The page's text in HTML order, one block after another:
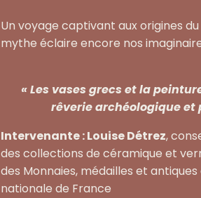
Un voyage captivant aux origines
mythe éclaire encore nos
« Les vases grecs et la
rêverie archéologique et
Intervenante : Louise Détrez,
des collections de céramique et
des Monnaies, médailles et
nationale de France